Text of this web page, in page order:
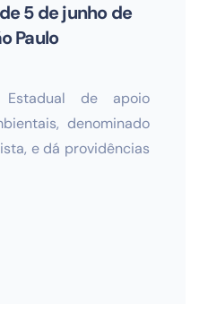
5 de junho de
Paulo
de apoio
denominado
e dá providências